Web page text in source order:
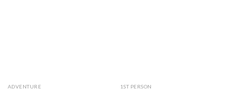
ADVENTURE 1ST PERSON